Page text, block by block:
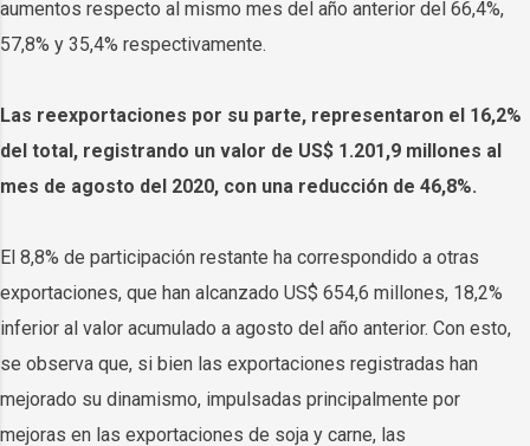
aumentos respecto al mismo mes del año anterior del 66,4%,
57,8% y 35,4% respectivamente.
Las reexportaciones por su parte, representaron el 16,2%
del total, registrando un valor de US$ 1.201,9 millones al
mes de agosto del 2020, con una reducción de 46,8%.
El 8,8% de participación restante ha correspondido a otras
exportaciones, que han alcanzado US$ 654,6 millones, 18,2%
inferior al valor acumulado a agosto del año anterior. Con esto,
se observa que, si bien las exportaciones registradas han
mejorado su dinamismo, impulsadas principalmente por
mejoras en las exportaciones de soja y carne, las